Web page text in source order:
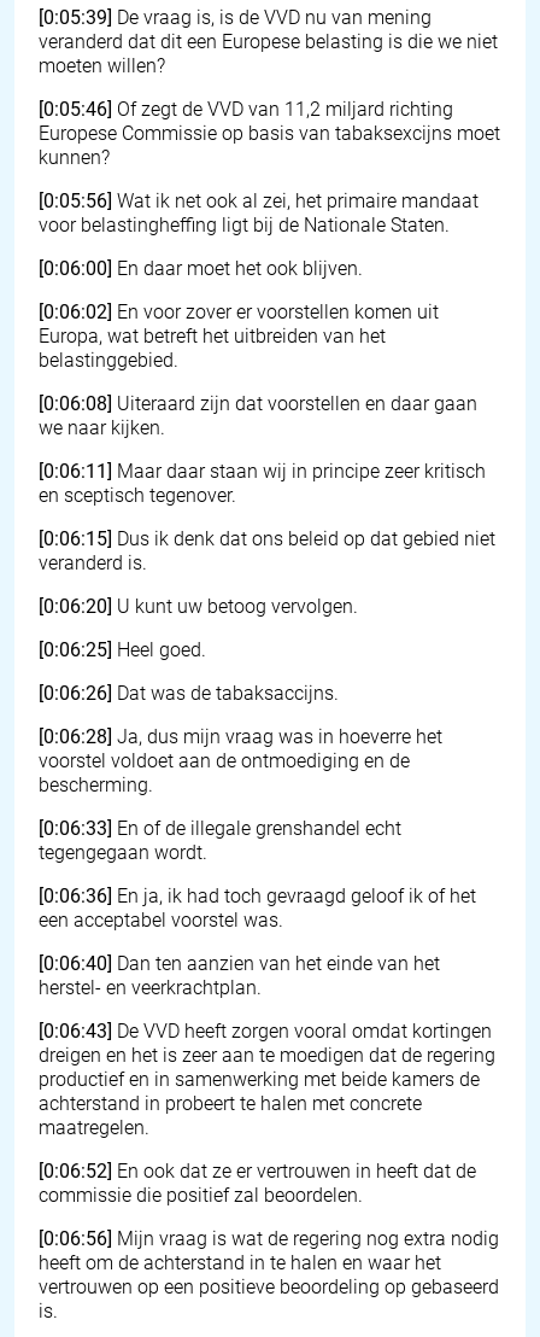
[0:05:39] De vraag is, is de VVD nu van mening
veranderd dat dit een Europese belasting is die we niet
moeten willen?
[0:05:46] Of zegt de VVD van 11,2 miljard richting
Europese Commissie op basis van tabaksexcijns moet
kunnen?
[0:05:56] Wat ik net ook al zei, het primaire mandaat
voor belastingheffing ligt bij de Nationale Staten.
[0:06:00] En daar moet het ook blijven.
[0:06:02] En voor zover er voorstellen komen uit
Europa, wat betreft het uitbreiden van het
belastinggebied.
[0:06:08] Uiteraard zijn dat voorstellen en daar gaan
we naar kijken.
[0:06:11] Maar daar staan wij in principe zeer kritisch
en sceptisch tegenover.
[0:06:15] Dus ik denk dat ons beleid op dat gebied niet
veranderd is.
[0:06:20] U kunt uw betoog vervolgen.
[0:06:25] Heel goed.
[0:06:26] Dat was de tabaksaccijns.
[0:06:28] Ja, dus mijn vraag was in hoeverre het
voorstel voldoet aan de ontmoediging en de
bescherming.
[0:06:33] En of de illegale grenshandel echt
tegengegaan wordt.
[0:06:36] En ja, ik had toch gevraagd geloof ik of het
een acceptabel voorstel was.
[0:06:40] Dan ten aanzien van het einde van het
herstel- en veerkrachtplan.
[0:06:43] De VVD heeft zorgen vooral omdat kortingen
dreigen en het is zeer aan te moedigen dat de regering
productief en in samenwerking met beide kamers de
achterstand in probeert te halen met concrete
maatregelen.
[0:06:52] En ook dat ze er vertrouwen in heeft dat de
commissie die positief zal beoordelen.
[0:06:56] Mijn vraag is wat de regering nog extra nodig
heeft om de achterstand in te halen en waar het
vertrouwen op een positieve beoordeling op gebaseerd
is.